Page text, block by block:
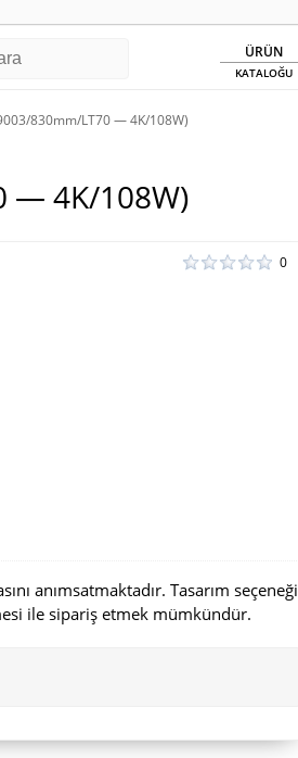
ÜRÜN
KATALOĞU
830mm/LT70 — 4K/108W)
— 4K/108W)
0
anımsatmaktadır. Tasarım seçeneği
ile sipariş etmek mümkündür.